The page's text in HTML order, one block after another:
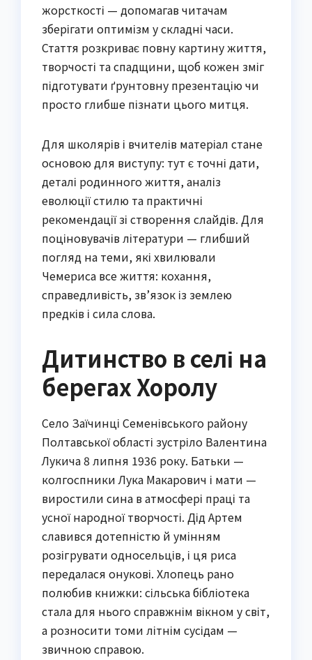
жорсткості — допомагав читачам
зберігати оптимізм у складні часи.
Стаття розкриває повну картину життя,
творчості та спадщини, щоб кожен зміг
підготувати ґрунтовну презентацію чи
просто глибше пізнати цього митця.
Для школярів і вчителів матеріал стане
основою для виступу: тут є точні дати,
деталі родинного життя, аналіз
еволюції стилю та практичні
рекомендації зі створення слайдів. Для
поціновувачів літератури — глибший
погляд на теми, які хвилювали
Чемериса все життя: кохання,
справедливість, зв’язок із землею
предків і сила слова.
Дитинство в селі на
берегах Хоролу
Село Заїчинці Семенівського району
Полтавської області зустріло Валентина
Лукича 8 липня 1936 року. Батьки —
колгоспники Лука Макарович і мати —
виростили сина в атмосфері праці та
усної народної творчості. Дід Артем
славився дотепністю й умінням
розігрувати односельців, і ця риса
передалася онукові. Хлопець рано
полюбив книжки: сільська бібліотека
стала для нього справжнім вікном у світ,
а розносити томи літнім сусідам —
звичною справою.